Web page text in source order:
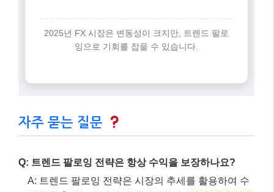
2025년 FX 시장은 변동성이 크지만, 트렌드 팔로
잉으로 기회를 잡을 수 있습니다.
자주 묻는 질문
Q: 트렌드 팔로잉 전략은 항상 수익을 보장하나요?
A: 트렌드 팔로잉 전략은 시장의 추세를 활용하여 수